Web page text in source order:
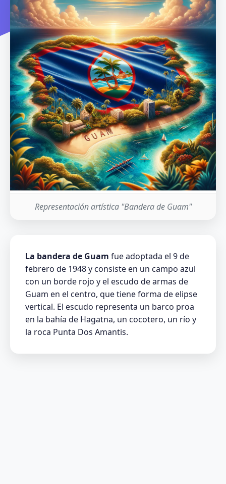
Representación artística "Bandera de Guam"
La bandera de Guam fue adoptada el 9 de
febrero de 1948 y consiste en un campo azul
con un borde rojo y el escudo de armas de
Guam en el centro, que tiene forma de elipse
vertical. El escudo representa un barco proa
en la bahía de Hagatna, un cocotero, un río y
la roca Punta Dos Amantis.